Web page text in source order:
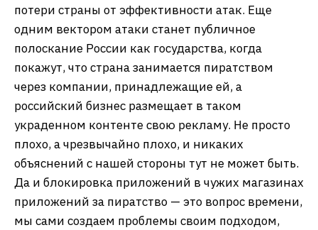
потери страны от эффективности атак. Еще
одним вектором атаки станет публичное
полоскание России как государства, когда
покажут, что страна занимается пиратством
через компании, принадлежащие ей, а
российский бизнес размещает в таком
украденном контенте свою рекламу. Не просто
плохо, а чрезвычайно плохо, и никаких
объяснений с нашей стороны тут не может быть.
Да и блокировка приложений в чужих магазинах
приложений за пиратство — это вопрос времени,
мы сами создаем проблемы своим подходом,